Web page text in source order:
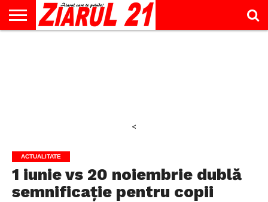
<
ACTUALITATE
1 iunie vs 20 noiembrie dublă
semnificație pentru copii